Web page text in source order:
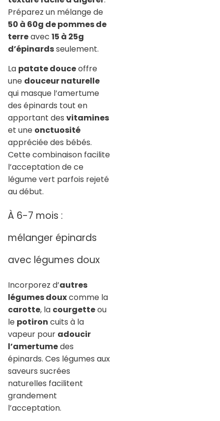
Préparez un mélange de
50 à 60g de pommes de
terreavec 15 à 25g
d’épinardsseulement.
La patate douceoffre
une douceur naturelle
qui masque l’amertume
des épinards tout en
apportant des vitamines
et une onctuosité
appréciée des bébés.
Cette combinaison facilite
l’acceptation de ce
légume vert parfois rejeté
au début.
À 6-7 mois :
mélanger épinards
avec légumes doux
Incorporez d’autres
légumes douxcomme la
carotte, la courgetteou
le potiron cuits à la
vapeur pour adoucir
l’amertumedes
épinards. Ces légumes aux
saveurs sucrées
naturelles facilitent
grandement
l’acceptation.